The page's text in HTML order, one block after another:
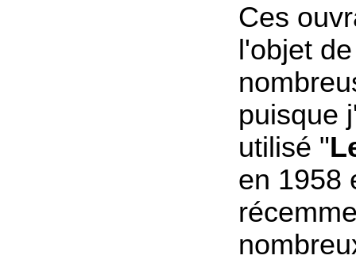
Ces
l'objet
puisque
utilisé "
en 1958